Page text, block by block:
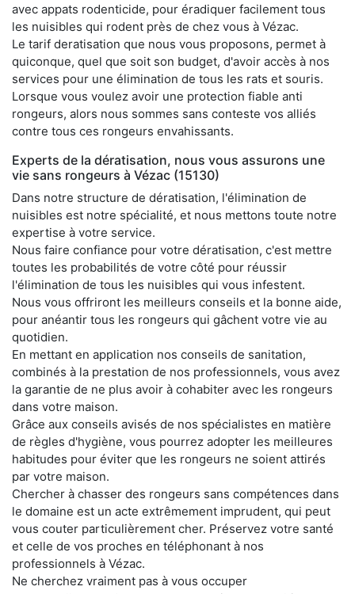
avec appats rodenticide, pour éradiquer facilement tous
les nuisibles qui rodent près de chez vous à Vézac.
Le tarif deratisation que nous vous proposons, permet à
quiconque, quel que soit son budget, d'avoir accès à nos
services pour une élimination de tous les rats et souris.
Lorsque vous voulez avoir une protection fiable anti
rongeurs, alors nous sommes sans conteste vos alliés
contre tous ces rongeurs envahissants.
Experts de la dératisation, nous vous assurons une
vie sans rongeurs à Vézac (15130)
Dans notre structure de dératisation, l'élimination de
nuisibles est notre spécialité, et nous mettons toute notre
expertise à votre service.
Nous faire confiance pour votre dératisation, c'est mettre
toutes les probabilités de votre côté pour réussir
l'élimination de tous les nuisibles qui vous infestent.
Nous vous offriront les meilleurs conseils et la bonne aide,
pour anéantir tous les rongeurs qui gâchent votre vie au
quotidien.
En mettant en application nos conseils de sanitation,
combinés à la prestation de nos professionnels, vous avez
la garantie de ne plus avoir à cohabiter avec les rongeurs
dans votre maison.
Grâce aux conseils avisés de nos spécialistes en matière
de règles d'hygiène, vous pourrez adopter les meilleures
habitudes pour éviter que les rongeurs ne soient attirés
par votre maison.
Chercher à chasser des rongeurs sans compétences dans
le domaine est un acte extrêmement imprudent, qui peut
vous couter particulièrement cher. Préservez votre santé
et celle de vos proches en téléphonant à nos
professionnels à Vézac.
Ne cherchez vraiment pas à vous occuper